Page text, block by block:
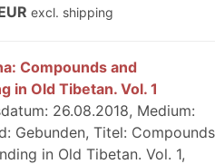
excl. shipping
Compounds and
in Old Tibetan. Vol. 1
26.08.2018, Medium:
Gebunden, Titel: Compounds
in Old Tibetan. Vol. 1,